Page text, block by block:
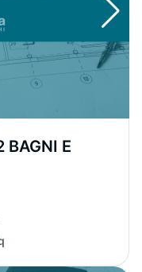
BAGNI E